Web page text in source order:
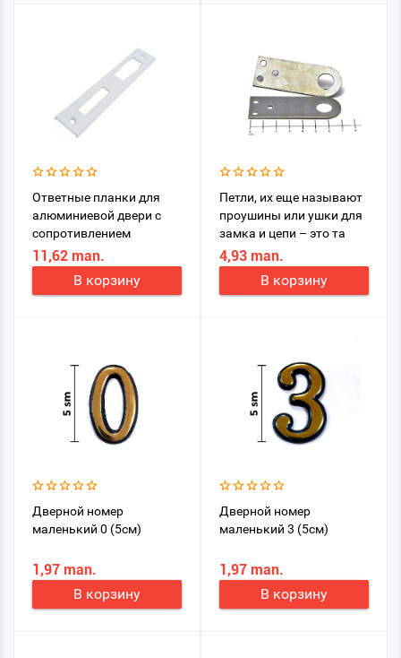
Ответные планки для
алюминиевой двери с
сопротивлением
11,62 man.
В корзину
Петли, их еще называют
проушины или ушки для
замка и цепи – это та
часть запирающего
устройства, которая
крепится к двери
4,93 man.
В корзину
Дверной номер
маленький 0 (5см)
1,97 man.
В корзину
Дверной номер
маленький 3 (5см)
1,97 man.
В корзину